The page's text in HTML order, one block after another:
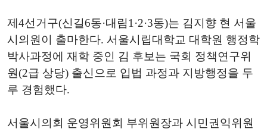
제4선거구(신길6동·대림1·2·3동)는 김지향 현 서울
시의원이 출마한다. 서울시립대학교 대학원 행정학
박사과정에 재학 중인 김 후보는 국회 정책연구위
원(2급 상당) 출신으로 입법 과정과 지방행정을 두
루 경험했다.
서울시의회 운영위원회 부위원장과 시민권익위원